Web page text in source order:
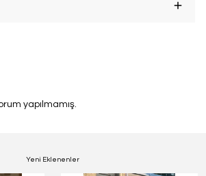
yapılmamış.
Yeni Eklenenler